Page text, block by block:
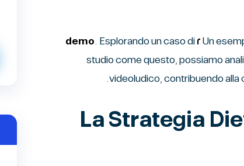
Un
. Esplorando un caso di
studio come questo, possiamo
videoludico, contribuendo alla
La Strategia